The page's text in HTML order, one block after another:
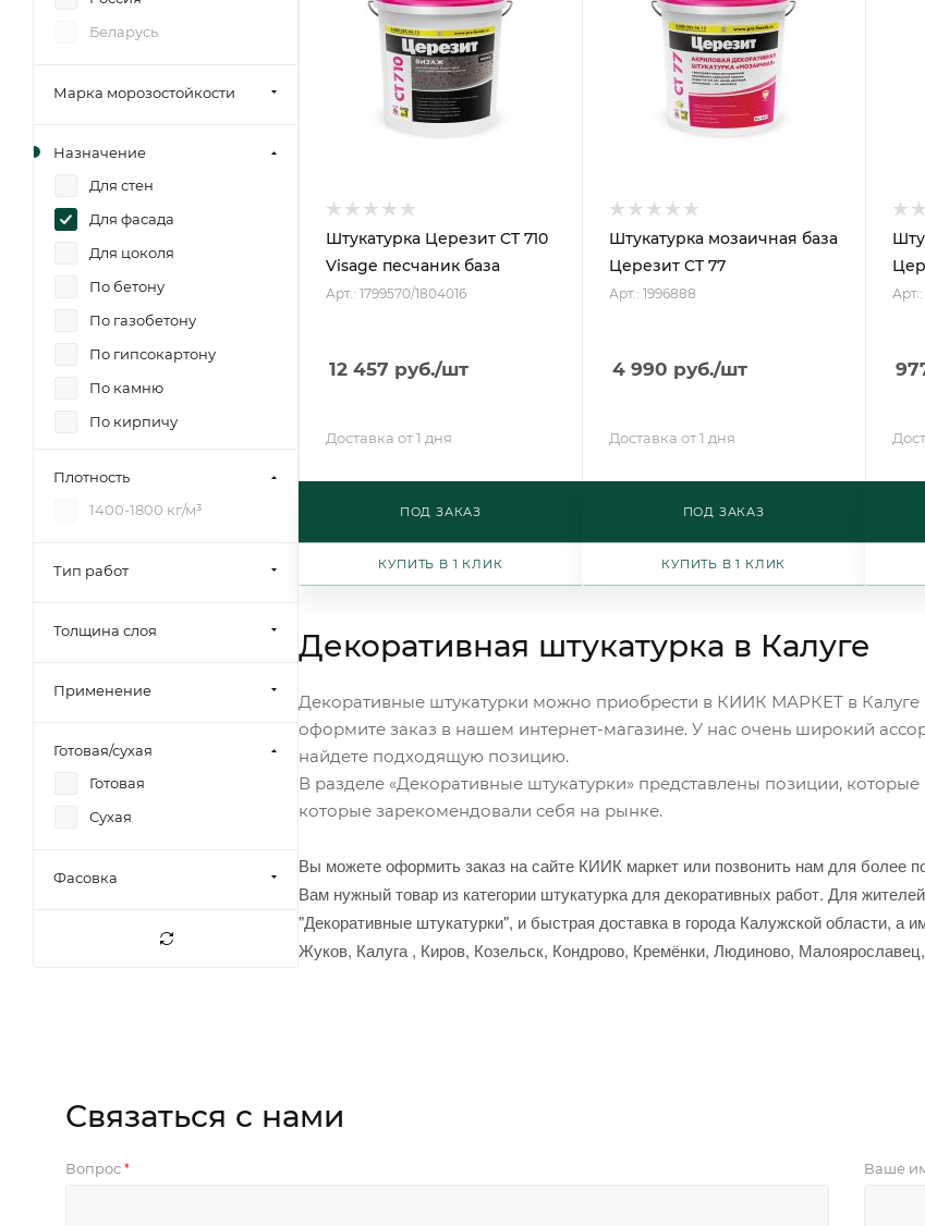
Штукатурка Церезит CT 710
Visage песчаник база
Арт.: 1799570/1804016
12 457 руб./шт
Доставка от 1 дня
ПОД ЗАКАЗ
КУПИТЬ В 1 КЛИК
Штукатурка мозаичная база
Церезит CT 77
Арт.: 1996888
4 990 руб./шт
Доставка от 1 дня
ПОД ЗАКАЗ
КУПИТЬ В 1 КЛИК
Декоративная штукатурка в Калуге
Декоративные штукатурки можно приобрести в КИИК МАРКЕТ в
оформите заказ в нашем интернет-магазине. У нас очень широкий
найдете подходящую позицию.
В разделе «Декоративные штукатурки» представлены позиции,
которые зарекомендовали себя на рынке.
Вы можете оформить заказ на сайте КИИК маркет или позвонить нам для более
Вам нужный товар из категории штукатурка для декоративных работ. Для
"Декоративные штукатурки", и быстрая доставка в города Калужской области,
Жуков, Калуга , Киров, Козельск, Кондрово, Кремёнки, Людиново,
Беларусь
Марка морозостойкости
Назначение
Для стен
Для фасада
Для цоколя
По бетону
По газобетону
По гипсокартону
По камню
По кирпичу
поверхностям
По штукатурке
Плотность
1400-1800 кг/м³
Тип работ
Толщина слоя
Применение
Готовая/сухая
Готовая
Сухая
Фасовка
Связаться с нами
Вопрос * Ваше